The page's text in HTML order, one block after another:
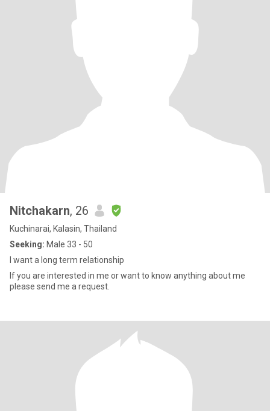
Nitchakarn, 26
Kuchinarai, Kalasin, Thailand
Seeking: Male 33 - 50
I want a long term relationship
If you are interested in me or want to know anything about me
please send me a request.